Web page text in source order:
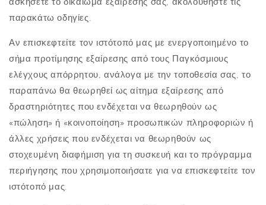
ασκήσετε το δικαίωμα εξαίρεσής σας, ακολουθήστε τις
παρακάτω οδηγίες.
Αν επισκεφτείτε τον ιστότοπό μας με ενεργοποιημένο το
σήμα προτίμησης εξαίρεσης από τους Παγκόσμιους
ελέγχους απόρρητου, ανάλογα με την τοποθεσία σας, το
παραπάνω θα θεωρηθεί ως αίτημα εξαίρεσης από
δραστηριότητες που ενδέχεται να θεωρηθούν ως
«πώληση» ή «κοινοποίηση» προσωπικών πληροφοριών ή
άλλες χρήσεις που ενδέχεται να θεωρηθούν ως
στοχευμένη διαφήμιση για τη συσκευή και το πρόγραμμα
περιήγησης που χρησιμοποιήσατε για να επισκεφτείτε τον
ιστότοπό μας.